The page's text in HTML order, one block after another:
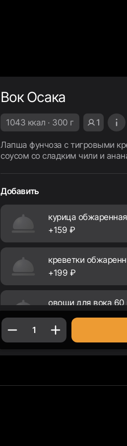
Вок Осака
1043 ккал · 300 г 1
Лапша фунчоза с тигровыми
соусом со сладким чили и
Добавить
курица
+159 ₽
креветки
+199 ₽
овощи для вока 60
+79 ₽
бекон 30 г
+159 ₽
1